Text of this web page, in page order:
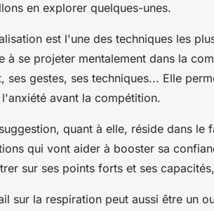
en explorer quelques-unes.
est l'une des techniques les
à se projeter mentalement dans la
ses gestes, ses techniques... Elle
avant la compétition.
quant à elle, réside dans le
qui vont aider à booster sa
sur ses points forts et ses
sur la respiration peut aussi être un